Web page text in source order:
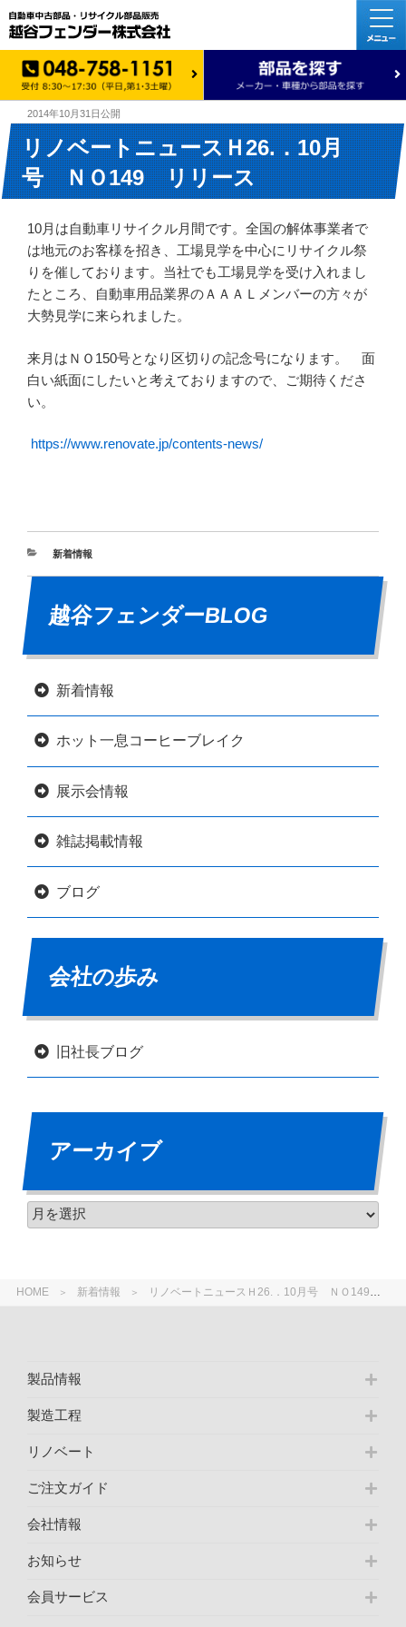
HOME 新着情報 リノベートニュースＨ26.．10月号 ＮＯ149 リリース
2014年10月31日公開
リノベートニュースＨ26.．10月
号 ＮＯ149 リリース
10月は自動車リサイクル月間です。全国の解体事業者で
は地元のお客様を招き、工場見学を中心にリサイクル祭
りを催しております。当社でも工場見学を受け入れまし
たところ、自動車用品業界のＡＡＡＬメンバーの方々が
大勢見学に来られました。
来月はＮＯ150号となり区切りの記念号になります。 面
白い紙面にしたいと考えておりますので、ご期待くださ
い。
https://www.renovate.jp/contents-news/
新着情報
越谷フェンダーBLOG
新着情報
ホット一息コーヒーブレイク
展示会情報
雑誌掲載情報
ブログ
会社の歩み
旧社長ブログ
アーカイブ
製品情報
製造工程
リノベート
ご注文ガイド
会社情報
お知らせ
会員サービス